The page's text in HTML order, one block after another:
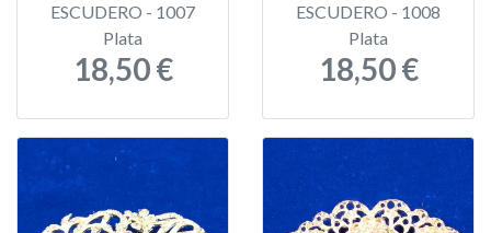
ESCUDERO - 1007
Plata
18,50 €
ESCUDERO - 1008
Plata
18,50 €